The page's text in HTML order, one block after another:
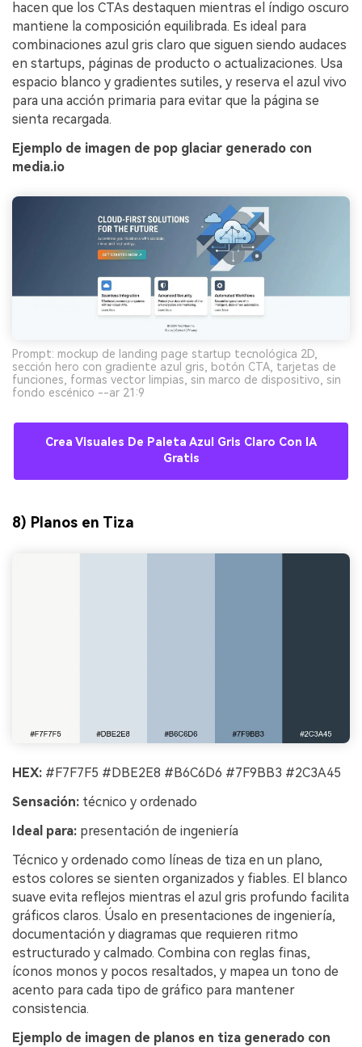
hacen que los CTAs destaquen mientras el índigo oscuro
mantiene la composición equilibrada. Es ideal para
combinaciones azul gris claro que siguen siendo audaces
en startups, páginas de producto o actualizaciones. Usa
espacio blanco y gradientes sutiles, y reserva el azul vivo
para una acción primaria para evitar que la página se
sienta recargada.
Ejemplo de imagen de pop glaciar generado con
media.io
Prompt: mockup de landing page startup tecnológica 2D,
sección hero con gradiente azul gris, botón CTA, tarjetas de
funciones, formas vector limpias, sin marco de dispositivo, sin
fondo escénico --ar 21:9
Crea Visuales De Paleta Azul Gris Claro Con IA
Gratis
8) Planos en Tiza
HEX: #F7F7F5 #DBE2E8 #B6C6D6 #7F9BB3 #2C3A45
Sensación: técnico y ordenado
Ideal para: presentación de ingeniería
Técnico y ordenado como líneas de tiza en un plano,
estos colores se sienten organizados y fiables. El blanco
suave evita reflejos mientras el azul gris profundo facilita
gráficos claros. Úsalo en presentaciones de ingeniería,
documentación y diagramas que requieren ritmo
estructurado y calmado. Combina con reglas finas,
íconos monos y pocos resaltados, y mapea un tono de
acento para cada tipo de gráfico para mantener
consistencia.
Ejemplo de imagen de planos en tiza generado con